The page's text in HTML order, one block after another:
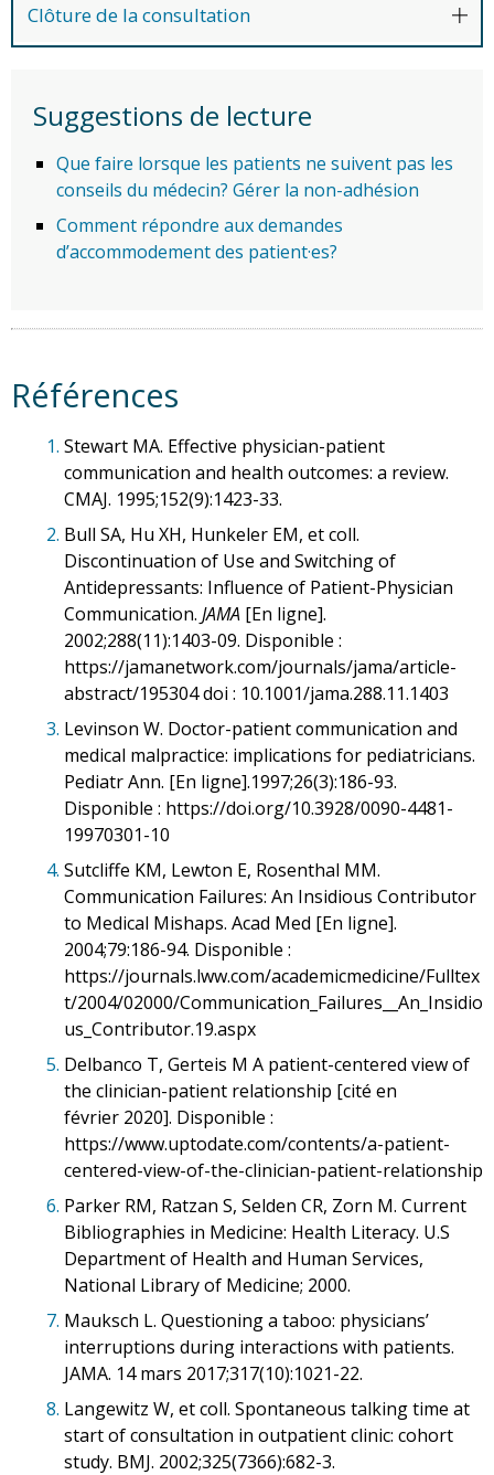
Clôture de la consultation
Suggestions de lecture
Que faire lorsque les patients ne suivent pas les
conseils du médecin? Gérer la non-adhésion
Comment répondre aux demandes
d’accommodement des patient·es?
Références
1. Stewart MA. Effective physician-patient
communication and health outcomes: a review.
CMAJ. 1995;152(9):1423-33.
2. Bull SA, Hu XH, Hunkeler EM, et coll.
Discontinuation of Use and Switching of
Antidepressants: Influence of Patient-Physician
Communication. JAMA [En ligne].
2002;288(11):1403-09. Disponible :
https://jamanetwork.com/journals/jama/article-
abstract/195304 doi : 10.1001/jama.288.11.1403
3. Levinson W. Doctor-patient communication and
medical malpractice: implications for pediatricians.
Pediatr Ann. [En ligne].1997;26(3):186-93.
Disponible : https://doi.org/10.3928/0090-4481-
19970301-10
4. Sutcliffe KM, Lewton E, Rosenthal MM.
Communication Failures: An Insidious Contributor
to Medical Mishaps. Acad Med [En ligne].
2004;79:186-94. Disponible :
https://journals.lww.com/academicmedicine/Fulltex
t/2004/02000/Communication_Failures__An_Insidio
us_Contributor.19.aspx
5. Delbanco T, Gerteis M A patient-centered view of
the clinician-patient relationship [cité en
février 2020]. Disponible :
https://www.uptodate.com/contents/a-patient-
centered-view-of-the-clinician-patient-relationship
6. Parker RM, Ratzan S, Selden CR, Zorn M. Current
Bibliographies in Medicine: Health Literacy. U.S
Department of Health and Human Services,
National Library of Medicine; 2000.
7. Mauksch L. Questioning a taboo: physicians’
interruptions during interactions with patients.
JAMA. 14 mars 2017;317(10):1021-22.
8. Langewitz W, et coll. Spontaneous talking time at
start of consultation in outpatient clinic: cohort
study. BMJ. 2002;325(7366):682-3.